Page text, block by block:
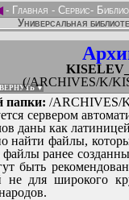
- Главная - Сервис-
Универсальная
(/ARCHIVES/K/
▼
папки: /ARCHIVES/
сервером
даны как
найти файлы,
ранее
быть
для широкого